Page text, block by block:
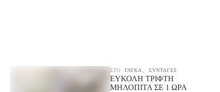
ΣΤΟ ΓΛΥΚΆ ΣΥΝΤΑΓΕΣ
ΕΎΚΟΛΗ ΤΡΙΦΤΉ
ΜΗΛΌΠΙΤΑ ΣΕ 1 ΏΡΑ